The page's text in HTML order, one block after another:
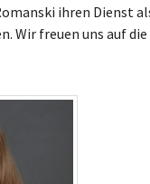
ihren Dienst
Wir freuen uns auf